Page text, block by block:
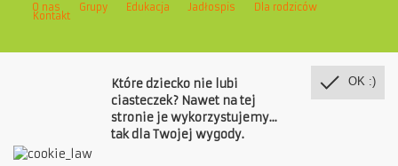
O nas Grupy Edukacja Jadłospis Dla rodziców
Kontakt
OK :)
Które dziecko nie lubi
ciasteczek? Nawet na tej
stronie je wykorzystujemy...
tak dla Twojej wygody.